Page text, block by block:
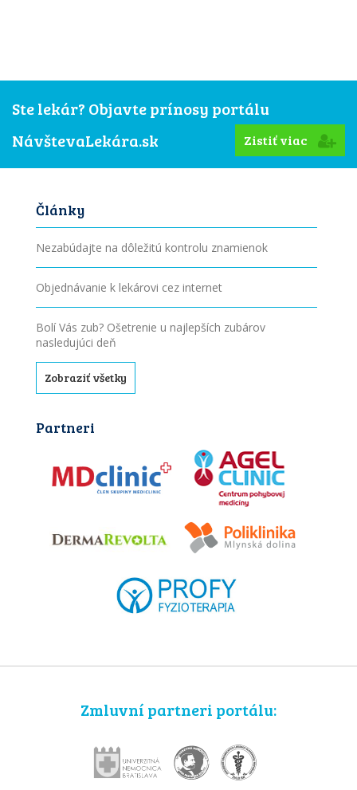
Ste lekár? Objavte prínosy portálu
NávštevaLekára.sk
Zistiť viac
Články
Nezabúdajte na dôležitú kontrolu znamienok
Objednávanie k lekárovi cez internet
Bolí Vás zub? Ošetrenie u najlepších zubárov
nasledujúci deň
Zobraziť všetky
Partneri
Zmluvní partneri portálu: